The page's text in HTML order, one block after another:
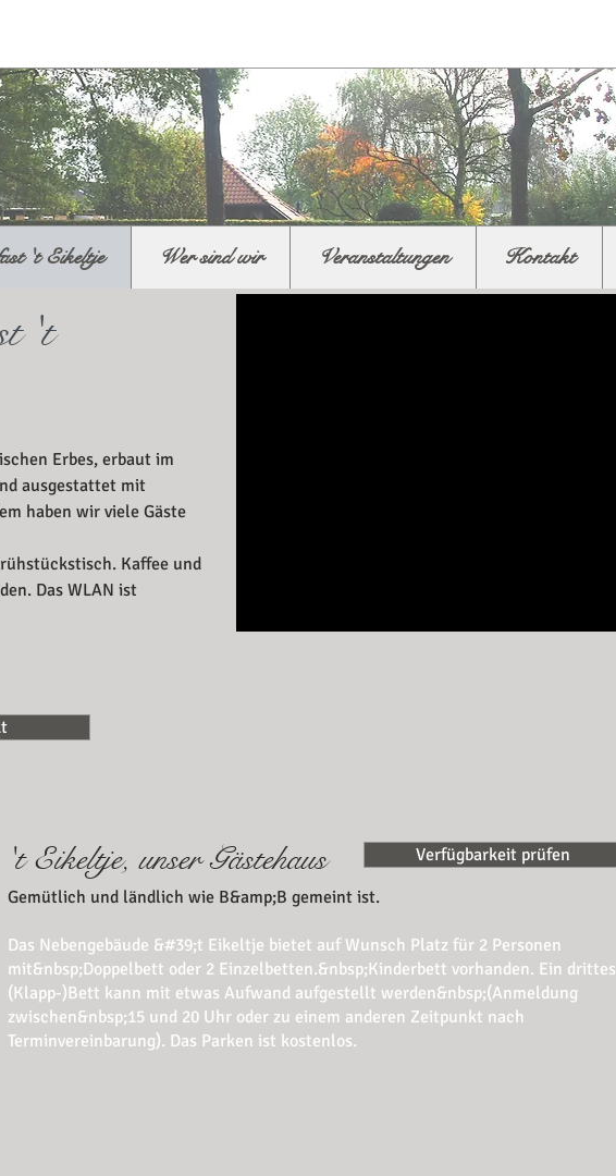
't
Erbes, erbaut im
ausgestattet mit
haben wir viele Gäste
Kaffee und
Das WLAN ist
't Eikeltje, unser Gästehaus
Gemütlich und ländlich wie B&amp;B gemeint ist.
Das Nebengebäude &#39;t Eikeltje bietet auf Wunsch Platz für 2 Personen
mit&nbsp;Doppelbett oder 2 Einzelbetten.&nbsp;Kinderbett vorhanden. Ein drittes
(Klapp-)Bett kann mit etwas Aufwand aufgestellt werden&nbsp;(Anmeldung
zwischen&nbsp;15 und 20 Uhr oder zu einem anderen Zeitpunkt nach
Terminvereinbarung)​. Das Parken ist kostenlos.
Verfügbarkeit prüfen
't Eikeltje Wer sind wir Veranstaltungen Kontakt